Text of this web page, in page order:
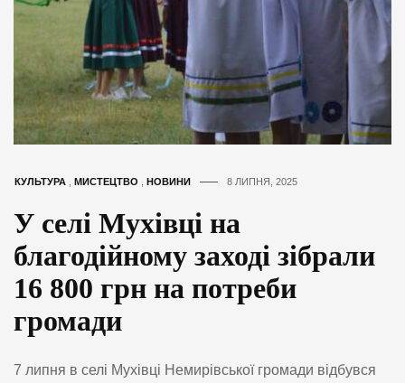
КУЛЬТУРА , МИСТЕЦТВО , НОВИНИ 8 ЛИПНЯ, 2025
У селі Мухівці на
благодійному заході зібрали
16 800 грн на потреби
громади
7 липня в селі Мухівці Немирівської громади відбувся